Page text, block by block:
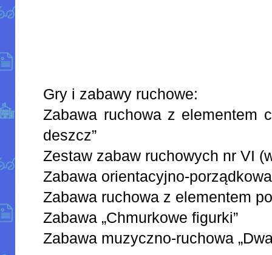
Gry i zabawy ruchowe:
Zabawa ruchowa z elementem
deszcz”
Zestaw zabaw ruchowych nr VI
Zabawa orientacyjno-porządkowa
Zabawa ruchowa z elementem
Zabawa „Chmurkowe figurki”
Zabawa muzyczno-ruchowa